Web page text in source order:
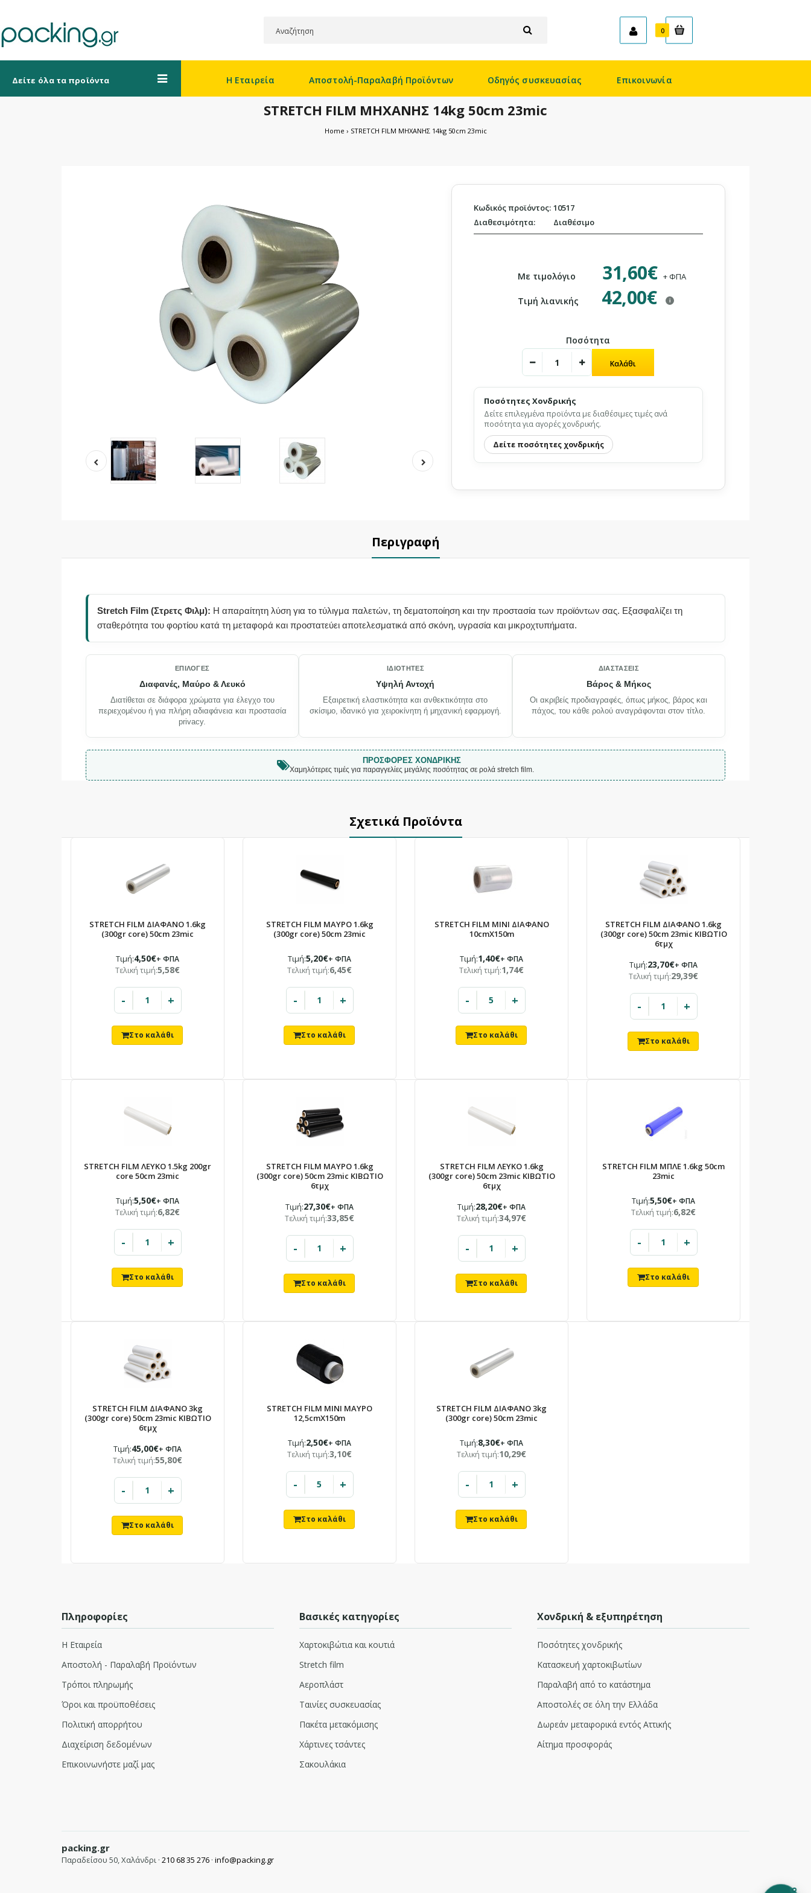
παραμείνει κλειστό
Λόγω καλοκαιρινών αδειών.
Οι παραγγελίες που θα καταχωρηθούν στο
διάστημα αυτό θα εξυπηρετηθούν με σειρά
0
Δείτε όλα τα προϊόντα Η Εταιρεία Αποστολή-Παραλαβή Προϊόντων Οδηγός συσκευασίας Επικοινωνία
STRETCH FILM ΜΗΧΑΝΗΣ 14kg 50cm 23mic
Home STRETCH FILM ΜΗΧΑΝΗΣ 14kg 50cm 23mic
Κωδικός προϊόντος: 10517
Διαθεσιμότητα:
Διαθέσιμο
Με τιμολόγιο 31,60€ + ΦΠΑ
Τιμή λιανικής 42,00€ i
Ποσότητα
Ποσότητες Χονδρικής
Δείτε επιλεγμένα προϊόντα με διαθέσιμες τιμές ανά
ποσότητα για αγορές χονδρικής.
Δείτε ποσότητες χονδρικής
Περιγραφή
Stretch Film (Στρετς Φιλμ): Η απαραίτητη λύση για το τύλιγμα παλετών, τη δεματοποίηση και την προστασία των προϊόντων σας. Εξασφαλίζει τη
σταθερότητα του φορτίου κατά τη μεταφορά και προστατεύει αποτελεσματικά από σκόνη, υγρασία και μικροχτυπήματα.
ΕΠΙΛΟΓΈΣ
Διαφανές, Μαύρο & Λευκό
Διατίθεται σε διάφορα χρώματα για έλεγχο του
περιεχομένου ή για πλήρη αδιαφάνεια και προστασία
privacy.
ΙΔΙΌΤΗΤΕΣ
Υψηλή Αντοχή
Εξαιρετική ελαστικότητα και ανθεκτικότητα στο
σκίσιμο, ιδανικό για χειροκίνητη ή μηχανική εφαρμογή.
ΔΙΑΣΤΆΣΕΙΣ
Βάρος & Μήκος
Οι ακριβείς προδιαγραφές, όπως μήκος, βάρος και
πάχος, του κάθε ρολού αναγράφονται στον τίτλο.
ΠΡΟΣΦΟΡΈΣ ΧΟΝΔΡΙΚΉΣ
Χαμηλότερες τιμές για παραγγελίες μεγάλης ποσότητας σε ρολά stretch film.
Σχετικά Προϊόντα
STRETCH FILM ΔΙΑΦΑΝΟ 1.6kg
(300gr core) 50cm 23mic
Τιμή:4,50€+ ΦΠΑ
Τελική τιμή:5,58€
- +
STRETCH FILM ΜΑΥΡΟ 1.6kg
(300gr core) 50cm 23mic
Τιμή:5,20€+ ΦΠΑ
Τελική τιμή:6,45€
- +
STRETCH FILM MINI ΔΙΑΦΑΝΟ
10cmX150m
Τιμή:1,40€+ ΦΠΑ
Τελική τιμή:1,74€
- +
STRETCH FILM ΔΙΑΦΑΝΟ 1.6kg
(300gr core) 50cm 23mic ΚΙΒΩΤΙΟ
6τμχ
Τιμή:23,70€+ ΦΠΑ
Τελική τιμή:29,39€
- +
STRETCH FILM ΛΕΥΚΟ 1.5kg 200gr
core 50cm 23mic
Τιμή:5,50€+ ΦΠΑ
Τελική τιμή:6,82€
- +
STRETCH FILM ΜΑΥΡΟ 1.6kg
(300gr core) 50cm 23mic ΚΙΒΩΤΙΟ
6τμχ
Τιμή:27,30€+ ΦΠΑ
Τελική τιμή:33,85€
- +
STRETCH FILM ΛΕΥΚΟ 1.6kg
(300gr core) 50cm 23mic ΚΙΒΩΤΙΟ
6τμχ
Τιμή:28,20€+ ΦΠΑ
Τελική τιμή:34,97€
- +
STRETCH FILM ΜΠΛΕ 1.6kg 50cm
23mic
Τιμή:5,50€+ ΦΠΑ
Τελική τιμή:6,82€
- +
STRETCH FILM ΔΙΑΦΑΝΟ 3kg
(300gr core) 50cm 23mic ΚΙΒΩΤΙΟ
6τμχ
Τιμή:45,00€+ ΦΠΑ
Τελική τιμή:55,80€
- +
STRETCH FILM MINI ΜΑΥΡΟ
12,5cmX150m
Τιμή:2,50€+ ΦΠΑ
Τελική τιμή:3,10€
- +
STRETCH FILM ΔΙΑΦΑΝΟ 3kg
(300gr core) 50cm 23mic
Τιμή:8,30€+ ΦΠΑ
Τελική τιμή:10,29€
- +
Πληροφορίες
Η Εταιρεία
Αποστολή - Παραλαβή Προϊόντων
Τρόποι πληρωμής
Όροι και προϋποθέσεις
Πολιτική απορρήτου
Διαχείριση δεδομένων
Επικοινωνήστε μαζί μας
Βασικές κατηγορίες
Χαρτοκιβώτια και κουτιά
Stretch film
Αεροπλάστ
Ταινίες συσκευασίας
Πακέτα μετακόμισης
Χάρτινες τσάντες
Σακουλάκια
Χονδρική & εξυπηρέτηση
Ποσότητες χονδρικής
Κατασκευή χαρτοκιβωτίων
Παραλαβή από το κατάστημα
Αποστολές σε όλη την Ελλάδα
Δωρεάν μεταφορικά εντός Αττικής
Αίτημα προσφοράς
packing.gr
Παραδείσου 50, Χαλάνδρι · 210 68 35 276 · info@packing.gr